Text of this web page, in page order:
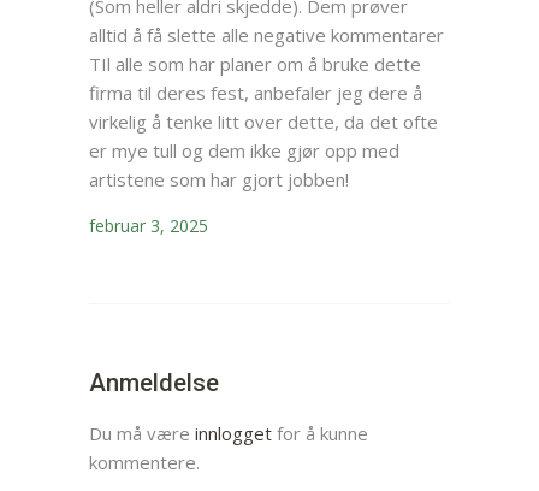
(Som heller aldri skjedde). Dem prøver
alltid å få slette alle negative kommentarer
TIl alle som har planer om å bruke dette
firma til deres fest, anbefaler jeg dere å
virkelig å tenke litt over dette, da det ofte
er mye tull og dem ikke gjør opp med
artistene som har gjort jobben!
februar 3, 2025
Anmeldelse
Du må være innlogget for å kunne
kommentere.